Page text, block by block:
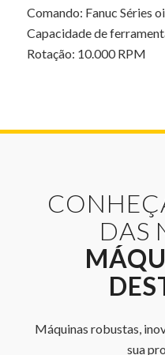
Comando: Fanuc Séries
Capacidade de
Rotação: 10.000 RPM
DAS
Máquinas robustas,
sua